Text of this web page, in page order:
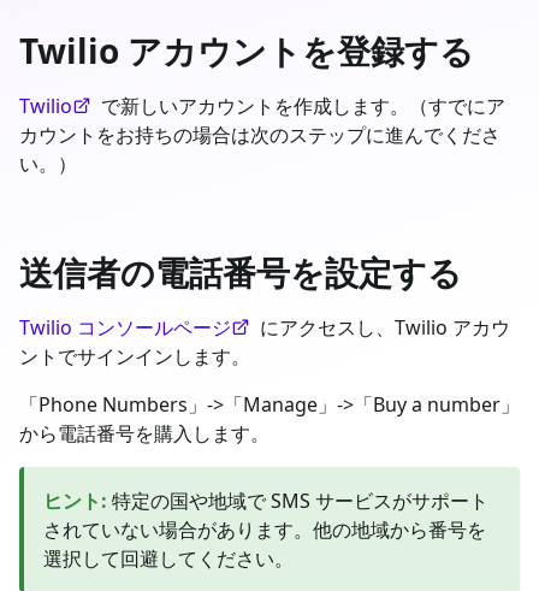
Twilio アカウントを登録する
Twilio
で新しいアカウントを作成します。（すでにア
カウントをお持ちの場合は次のステップに進んでくださ
い。）
送信者の電話番号を設定する
Twilio コンソールページ
にアクセスし、Twilio アカウ
ントでサインインします。
「Phone Numbers」->「Manage」->「Buy a number」
から電話番号を購入します。
ヒント: 特定の国や地域で SMS サービスがサポート
されていない場合があります。他の地域から番号を
選択して回避してください。